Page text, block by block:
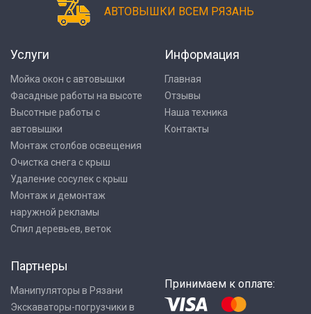
АВТОВЫШКИ ВСЕМ РЯЗАНЬ
Услуги
Мойка окон с автовышки
Фасадные работы на высоте
Высотные работы с
автовышки
Монтаж столбов освещения
Очистка снега с крыш
Удаление сосулек с крыш
Монтаж и демонтаж
наружной рекламы
Спил деревьев, веток
Информация
Главная
Отзывы
Наша техника
Контакты
Партнеры
Манипуляторы в Рязани
Экскаваторы-погрузчики в
Принимаем к оплате: